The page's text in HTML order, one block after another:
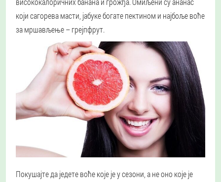
који сагорева масти, јабуке богате пектином и најбоље воће
за мршављење – грејпфрут.
Покушајте да једете воће које је у сезони, а не оно које је